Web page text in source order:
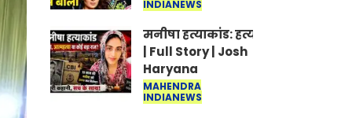
Jantar-Mantar |
CJP protest
INDIANEWS
मनीषा हत्याकांड: हत्या, आत्महत्या या
| Full Story | Josh
Haryana
MAHENDRA
INDIANEWS